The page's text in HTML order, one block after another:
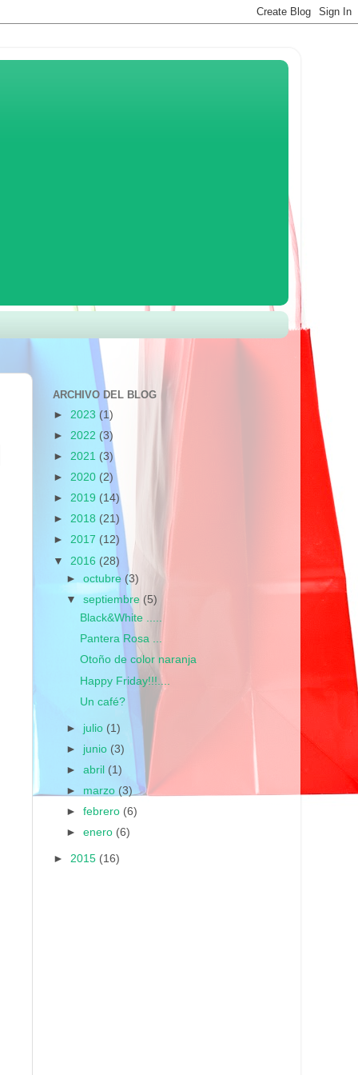
ARCHIVO DEL BLOG
► 2023 (1)
► 2022 (3)
► 2021 (3)
► 2020 (2)
► 2019 (14)
► 2018 (21)
► 2017 (12)
▼ 2016 (28)
►octubre (3)
▼septiembre (5)
Black&White .....
Pantera Rosa ...
Otoño de color naranja
Happy Friday!!!....
Un café?
► julio (1)
► junio (3)
►abril (1)
► marzo (3)
►febrero (6)
►enero (6)
► 2015 (16)